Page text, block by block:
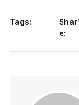
Tags:
Shar
e: